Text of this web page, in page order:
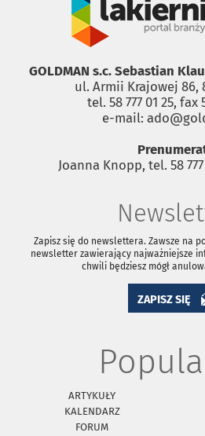
GOLDMAN s.c. Sebastian
ul. Armii Krajowej 86,
tel. 58 777 01 25, fax
e-mail:
Joanna Knopp, tel. 58
Zapisz się do newslettera. Zawsze na
newsletter zawierający najważniejsze
chwili będziesz mógł
ZAPISZ SIĘ
ARTYKUŁY
KALENDARZ
FORUM